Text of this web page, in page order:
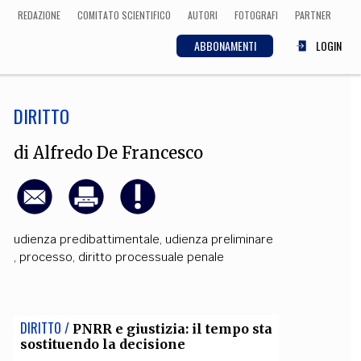
REDAZIONE COMITATO SCIENTIFICO AUTORI FOTOGRAFI PARTNER
ABBONAMENTI LOGIN
ECONOMIA
Matematica, Fisica,
Biologia, Cifrematica,
CULTURA
Musica,
DIRITTO
di Alfredo De Francesco
udienza predibattimentale, udienza preliminare
, processo, diritto processuale penale
DIRITTO / PNRR e giustizia: il tempo sta
sostituendo la decisione